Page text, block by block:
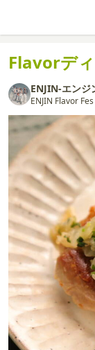
Flavorデ
ENJIN-エンジ
ENJIN Flavor Fes